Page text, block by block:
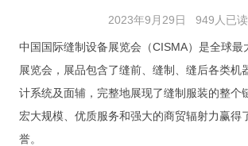
资料下载
2023年9月29日 949人已读
中国国际缝制设备展览会（CISMA）是全球最
展览会，展品包含了缝前、缝制、缝后各类机
计系统及面辅，完整地展现了缝制服装的整个
宏大规模、优质服务和强大的商贸辐射力赢得
誉。